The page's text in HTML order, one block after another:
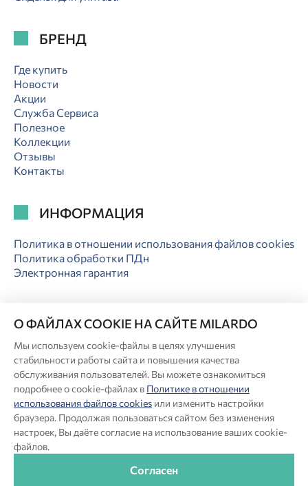
БРЕНД
Где купить
Новости
Акции
Служба Сервиса
Полезное
Коллекции
Отзывы
Контакты
ИНФОРМАЦИЯ
Политика в отношении использования файлов cookies
Политика обработки ПДн
Электронная гарантия
© Milardo
Разработка сайта:
Производитель оставляет за собой право в любой момент
вносить изменения в комплектацию, дизайн и характеристики
товара, не ухудшающие его качество.
Актуальная информация о продукции Milardo — на сайте
бренда www.milardo.ru.
О ФАЙЛАХ COOKIE НА САЙТЕ MILARDO
Мы используем cookie-файлы в целях улучшения
стабильности работы сайта и повышения качества
обслуживания пользователей. Вы можете ознакомиться
подробнее о cookie-файлах в Политике в отношении
использования файлов cookies или изменить настройки
браузера. Продолжая пользоваться сайтом без изменения
настроек, Вы даёте согласие на использование ваших cookie-
файлов.
Согласен